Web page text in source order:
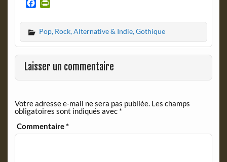
c
e
b
o
o
k
i
n
t
F
r
e
d
l
y
Pop, Rock, Alternative & Indie, Gothique
Laisser un commentaire
Votre adresse e-mail ne sera pas publiée. Les champs
obligatoires sont indiqués avec *
Commentaire*